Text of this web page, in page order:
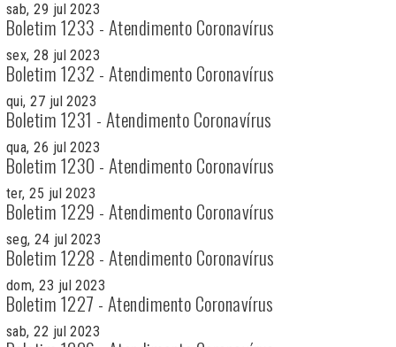
sab, 29 jul 2023
Boletim 1233 - Atendimento Coronavírus
sex, 28 jul 2023
Boletim 1232 - Atendimento Coronavírus
qui, 27 jul 2023
Boletim 1231 - Atendimento Coronavírus
qua, 26 jul 2023
Boletim 1230 - Atendimento Coronavírus
ter, 25 jul 2023
Boletim 1229 - Atendimento Coronavírus
seg, 24 jul 2023
Boletim 1228 - Atendimento Coronavírus
dom, 23 jul 2023
Boletim 1227 - Atendimento Coronavírus
sab, 22 jul 2023